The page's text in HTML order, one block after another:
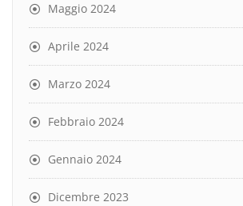
Maggio 2024
Aprile 2024
Marzo 2024
Febbraio 2024
Gennaio 2024
Dicembre 2023